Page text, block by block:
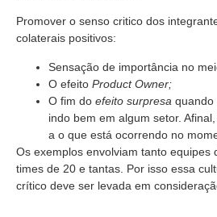
Promover o senso critico dos
colaterais positivos:
Sensação de importância no
O efeito Product Owner;
O fim do efeito surpresa quando
indo bem em algum setor.
a o que está ocorrendo no
Os exemplos envolviam tanto equipes
times de 20 e tantas. Por isso essa
crítico deve ser levada em